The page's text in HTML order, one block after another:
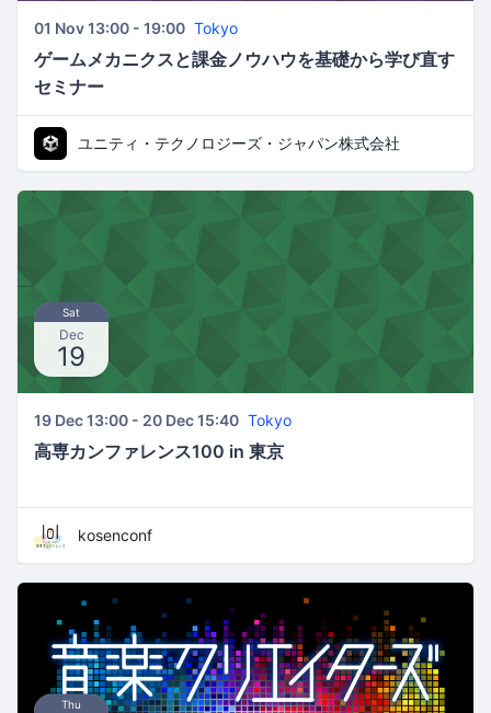
01 Nov 13:00 - 19:00 Tokyo
ゲームメカニクスと課金ノウハウを基礎から学び直す
セミナー
ユニティ・テクノロジーズ・ジャパン株式会社
Sat
Dec
19
19 Dec 13:00 - 20 Dec 15:40 Tokyo
高専カンファレンス100 in 東京
kosenconf
Thu